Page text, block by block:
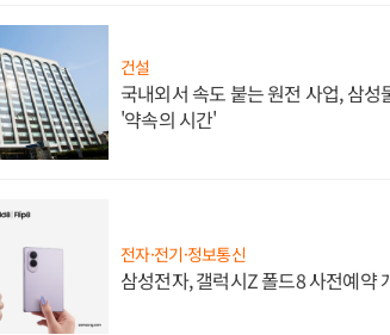
건설
국내외서 속도 붙는 원전 사업, 삼성
'약속의 시간'
전자·전기·정보통신
삼성전자, 갤럭시Z 폴드8 사전예약